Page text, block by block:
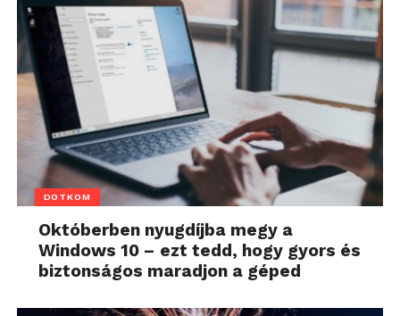
DOTKOM
Októberben nyugdíjba megy a
Windows 10 – ezt tedd, hogy gyors és
biztonságos maradjon a géped